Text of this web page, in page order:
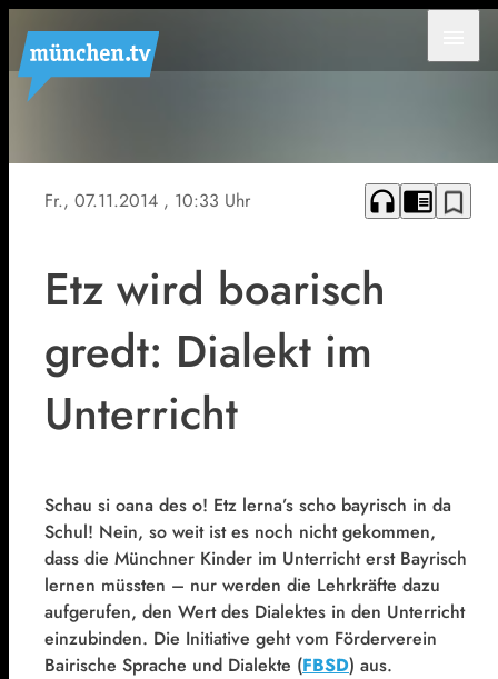
Fr., 07.11.2014 , 10:33 Uhr headphones chrome_reader_mode bookmark_border
Etz wird boarisch
gredt: Dialekt im
Unterricht
Schau si oana des o! Etz lerna’s scho bayrisch in da
Schul! Nein, so weit ist es noch nicht gekommen,
dass die Münchner Kinder im Unterricht erst Bayrisch
lernen müssten – nur werden die Lehrkräfte dazu
aufgerufen, den Wert des Dialektes in den Unterricht
einzubinden. Die Initiative geht vom Förderverein
Bairische Sprache und Dialekte (FBSD) aus.